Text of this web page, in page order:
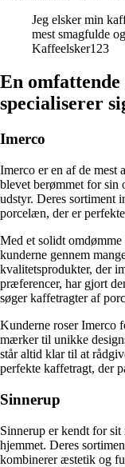
Jeg elsker min
mest smagfulde
Kaffeelsker123
En
specialiserer
Imerco
Imerco er en af de mest
blevet berømmet for sin
udstyr. Deres sortiment
porcelæn, der er
Med et solidt
kunderne gennem
kvalitetsprodukter, der
præferencer, har gjort
søger kaffetragter af
Kunderne roser Imerco
mærker til unikke
står altid klar til at
perfekte kaffetragt, der
Sinnerup
Sinnerup er kendt for
hjemmet. Deres
kombinerer æstetik og